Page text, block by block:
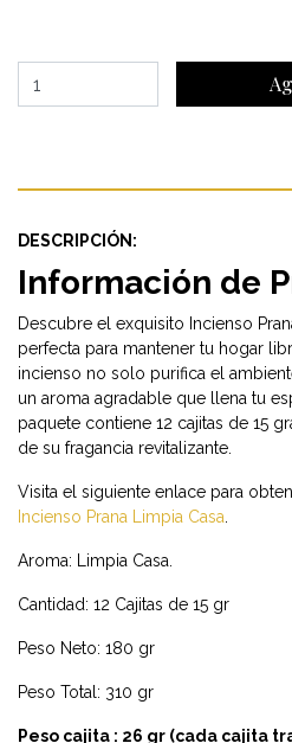
DESCRIPCIÓN:
Información de
Descubre el exquisito Incienso
perfecta para mantener tu hogar
incienso no solo purifica el
un aroma agradable que llena tu
paquete contiene 12 cajitas de 15
de su fragancia revitalizante.
Visita el siguiente enlace para
Incienso Prana Limpia Casa
Aroma: Limpia Casa.
Cantidad: 12 Cajitas de 15 gr
Peso Neto: 180 gr
Peso Total: 310 gr
Peso cajita : 26 gr (cada cajita